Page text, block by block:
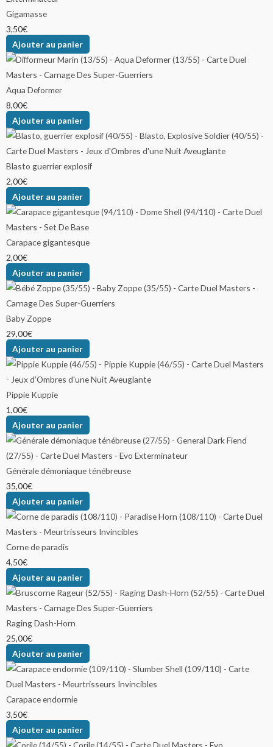
Gigamasse
3,50€
Ajouter au panier
Aqua Deformer
8,00€
Ajouter au panier
Blasto guerrier explosif
2,00€
Ajouter au panier
Carapace gigantesque
2,00€
Ajouter au panier
Baby Zoppe
29,00€
Ajouter au panier
Pippie Kuppie
1,00€
Ajouter au panier
Générale démoniaque ténébreuse
35,00€
Ajouter au panier
Corne de paradis
4,50€
Ajouter au panier
Raging Dash-Horn
25,00€
Ajouter au panier
Carapace endormie
3,50€
Ajouter au panier